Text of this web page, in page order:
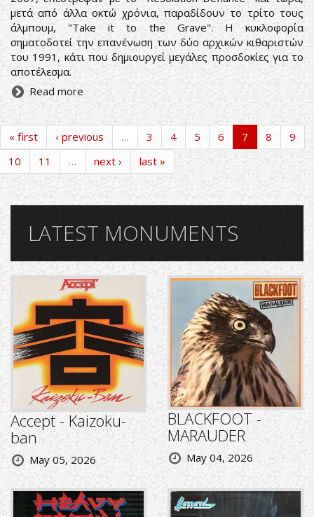
μετά από άλλα οκτώ χρόνια, παραδίδουν το τρίτο τους
άλμπουμ, "Take it to the Grave". Η κυκλοφορία
σηματοδοτεί την επανένωση των δύο αρχικών κιθαριστών
του 1991, κάτι που δημιουργεί μεγάλες προσδοκίες για το
αποτέλεσμα.
Read more
« first ‹ previous … 3 4 5 6 7 8
9
10
11 … next › last »
LATEST MONUMENTS
Accept - Kaizoku-
ban
May 05, 2026
BLACKFOOT -
MARAUDER
May 04, 2026